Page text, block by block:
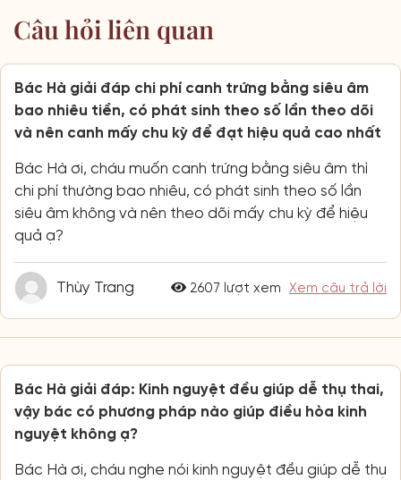
Câu hỏi liên quan
Bác Hà giải đáp chi phí canh trứng bằng siêu âm
bao nhiêu tiền, có phát sinh theo số lần theo dõi
và nên canh mấy chu kỳ để đạt hiệu quả cao nhất
Bác Hà ơi, cháu muốn canh trứng bằng siêu âm thì
chi phí thường bao nhiêu, có phát sinh theo số lần
siêu âm không và nên theo dõi mấy chu kỳ để hiệu
quả ạ?
Thùy Trang 2607 lượt xem Xem câu trả lời
Bác Hà giải đáp: Kinh nguyệt đều giúp dễ thụ thai,
vậy bác có phương pháp nào giúp điều hòa kinh
nguyệt không ạ?
Bác Hà ơi, cháu nghe nói kinh nguyệt đều giúp dễ thụ